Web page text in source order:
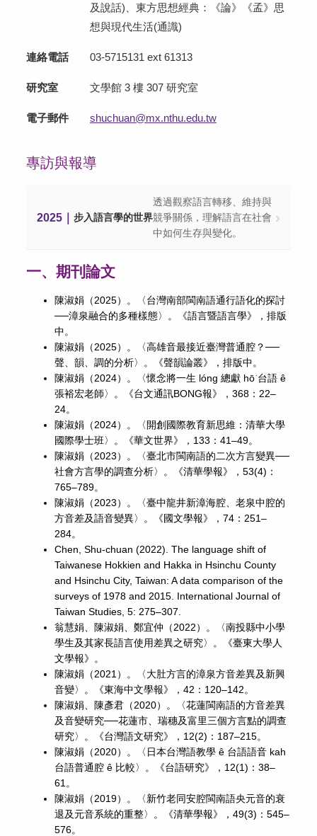
及說話)、東方思想經典：《論》《孟》思
想與現代生活(通識)
連絡電話 03-5715131 ext 61313
研究室 文學館 3 樓 307 研究室
電子郵件 shuchuan@mx.nthu.edu.tw
專訪與報導
2025｜ 步入語言學的世界
透過觀察語言轉移、維持與
競爭關係，理解語言在社會
中如何生存與變化。
›
一、期刊論文
陳淑娟（2025）。〈台灣南部閩南語通行語化的探討
──漳泉融合的多種樣態〉。《語言暨語言學》，排版
中。
陳淑娟（2025）。〈高雄音最接近臺灣普通腔？──
聲、韻、調的分析〉。《聲韻論叢》，排版中。
陳淑娟（2024）。〈懷念將一生 lóng 總獻 hō͘ 台語 ê
張裕宏老師〉。《台文通訊BONG報》，368：22–
24。
陳淑娟（2024）。〈開創國際教育新思維：清華大學
國際學士班〉。《華文世界》，133：41–49。
陳淑娟（2023）。〈臺北市閩南語的二次方言變異──
社會方言學的調查分析〉。《清華學報》，53(4)：
765–789。
陳淑娟（2023）。〈臺中龍井新漳海腔、老泉中腔的
方音差及語音變異〉。《國文學報》，74：251–
284。
Chen, Shu-chuan (2022). The language shift of
Taiwanese Hokkien and Hakka in Hsinchu County
and Hsinchu City, Taiwan: A data comparison of the
surveys of 1978 and 2015. International Journal of
Taiwan Studies, 5: 275–307.
翁慧娟、陳淑娟、鄭宜仲（2022）。〈南投縣中小學
學生及其家長語言使用差異之研究〉。《臺東大學人
文學報》。
陳淑娟（2021）。〈大肚方言的漳泉方音差異及新興
音變〉。《東海中文學報》，42：120–142。
陳淑娟、陳彥君（2020）。〈花蓮閩南語的方音差異
及音變研究──花蓮市、瑞穗及富里三個方言點的調查
研究〉。《台灣語文研究》，12(2)：187–215。
陳淑娟（2020）。〈日本台灣語教學 ê 台語語音 kah
台語普通腔 ê 比較〉。《台語研究》，12(1)：38–
61。
陳淑娟（2019）。〈新竹老同安腔閩南語央元音的衰
退及元音系統的重整〉。《清華學報》，49(3)：545–
576。